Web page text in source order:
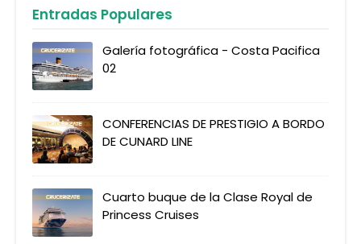
Entradas Populares
Galería fotográfica - Costa Pacifica
02
CONFERENCIAS DE PRESTIGIO A BORDO
DE CUNARD LINE
Cuarto buque de la Clase Royal de
Princess Cruises